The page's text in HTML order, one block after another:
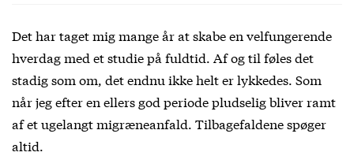
Det har taget mig mange år at skabe en velfungerende
hverdag med et studie på fuldtid. Af og til føles det
stadig som om, det endnu ikke helt er lykkedes. Som
når jeg efter en ellers god periode pludselig bliver ramt
af et ugelangt migræneanfald. Tilbagefaldene spøger
altid.